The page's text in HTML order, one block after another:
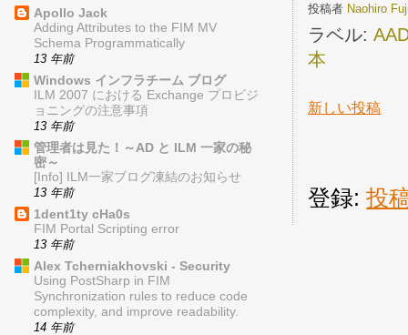
投稿者 Naohiro
ラベル:
本
新しい投稿
登録:投
Apollo Jack
Adding Attributes to the FIM MV
Schema Programmatically
13 年前
Windows インフラチーム ブログ
ILM 2007 における Exchange プロビジ
ョニングの注意事項
13 年前
管理者は見た！～AD と ILM 一家の秘
密～
[Info] ILM一家ブログ凍結のお知らせ
13 年前
1dent1ty cHa0s
FIM Portal Scripting error
13 年前
Alex Tcherniakhovski - Security
Using PostSharp in FIM
Synchronization rules to reduce code
complexity, and improve readability.
14 年前